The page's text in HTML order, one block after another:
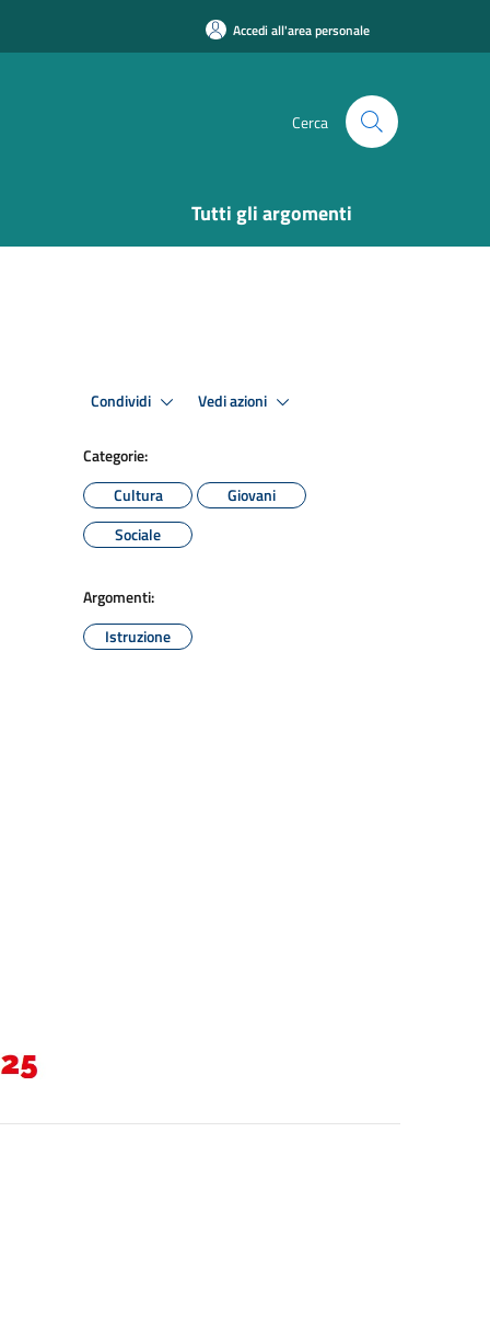
Accedi all'area personale
Cerca
Tutti gli argomenti
Condividi Vedi azioni
Categorie:
Cultura
Giovani
Sociale
Argomenti:
Istruzione